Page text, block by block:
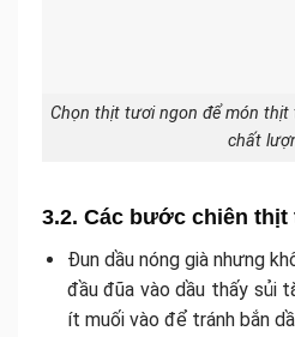
Chọn thịt tươi ngon để món
chất
3.2. Các bước chiên
Đun dầu nóng già nhưng
đầu đũa vào dầu thấy sủi
ít muối vào để tránh bắn